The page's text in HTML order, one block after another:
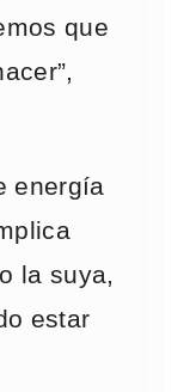
que
energía
la suya,
estar